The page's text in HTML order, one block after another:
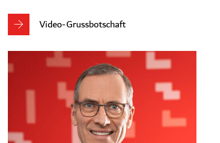
Jahresbericht
2022
Video-Grussbotschaft